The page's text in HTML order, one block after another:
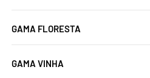
GAMA FLORESTA
GAMA VINHA